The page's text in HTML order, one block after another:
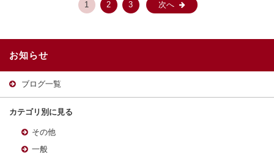
1 2 3 次へ
お知らせ
ブログ一覧
カテゴリ別に見る
その他
一般